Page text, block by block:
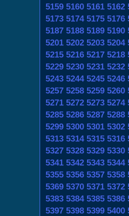
5159 5160 5161 5162
5173 5174 5175 5176
5187 5188 5189 5190
5201 5202 5203 5204
5215 5216 5217 5218
5229 5230 5231 5232
5243 5244 5245 5246
5257 5258 5259 5260
5271 5272 5273 5274
5285 5286 5287 5288
5299 5300 5301 5302
5313 5314 5315 5316
5327 5328 5329 5330
5341 5342 5343 5344
5355 5356 5357 5358
5369 5370 5371 5372
5383 5384 5385 5386
5397 5398 5399 5400